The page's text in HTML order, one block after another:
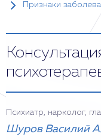
Признаки
Психиатр, нарколог,
Шуров Василий